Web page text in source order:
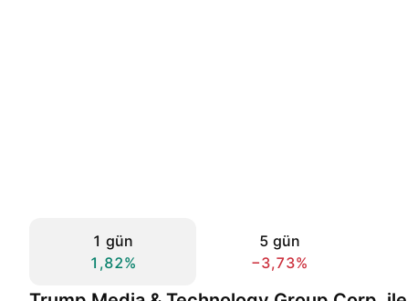
1 gün
1,82%
5 gün
−3,73%